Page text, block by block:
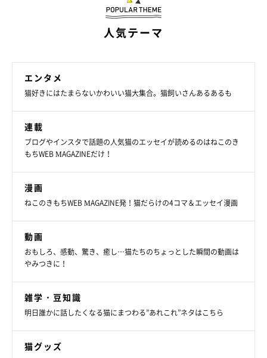
人気テーマ
エンタメ
猫好きにはたまらないかわいい猫大集合。猫飼いさんあるあるも
連載
ブログやインスタで話題の人気猫のエッセイが読めるのはねこのき
もちWEB MAGAZINEだけ！
漫画
ねこのきもちWEB MAGAZINE発！猫だらけの4コマ＆エッセイ漫画
動画
おもしろ、感動、驚き、癒し…猫たちのちょっとした瞬間の動画は
やみつきに！
雑学・豆知識
明日誰かに話したくなる猫にまつわる”あれこれ”ネタはこちら
猫グッズ